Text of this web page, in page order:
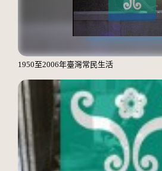
1950至2006年臺灣常民生活